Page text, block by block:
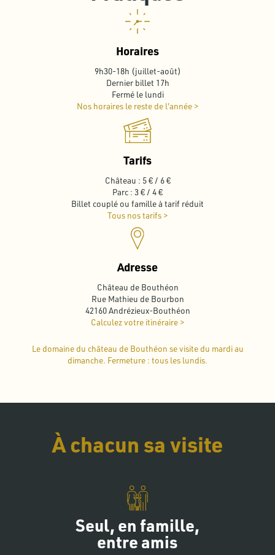
Horaires
9h30-18h (juillet-août)
Dernier billet 17h
Fermé le lundi
Nos horaires le reste de l'année >
Tarifs
Château : 5 € / 6 €
Parc : 3 € / 4 €
Billet couplé ou famille à tarif réduit
Tous nos tarifs >
Adresse
Château de Bouthéon
Rue Mathieu de Bourbon
42160 Andrézieux-Bouthéon
Calculez votre itinéraire >
Le domaine du château de Bouthéon se visite du mardi au
dimanche. Fermeture : tous les lundis.
À chacun sa visite
Seul, en famille,
entre amis